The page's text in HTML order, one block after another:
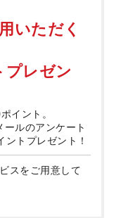
いただく
プレゼン
イント。
ルのアンケート
トプレゼント！
スをご用意して